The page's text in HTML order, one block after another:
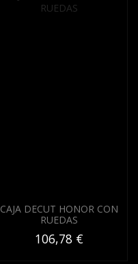
CAJA DECUT HONOR CON
RUEDAS
106,78 €